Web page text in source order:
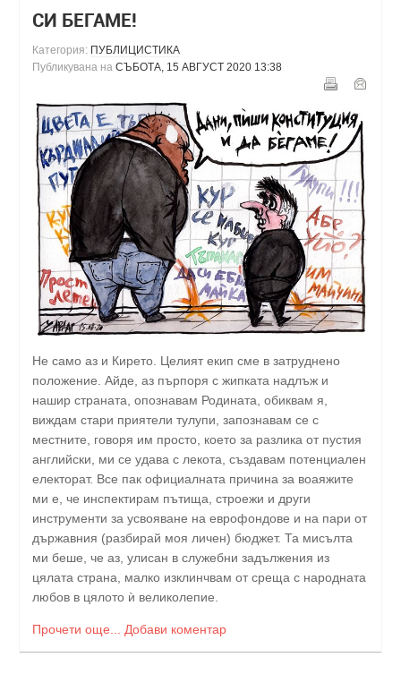
СИ БЕГАМЕ!
Категория: ПУБЛИЦИСТИКА
Публикувана на СЪБОТА, 15 АВГУСТ 2020 13:38
Не само аз и Кирето. Целият екип сме в затруднено
положение. Айде, аз пърпоря с жипката надлъж и
нашир страната, опознавам Родината, обиквам я,
виждам стари приятели тулупи, запознавам се с
местните, говоря им просто, което за разлика от пустия
английски, ми се удава с лекота, създавам потенциален
електорат. Все пак официалната причина за воаяжите
ми е, че инспектирам пътища, строежи и други
инструменти за усвояване на еврофондове и на пари от
държавния (разбирай моя личен) бюджет. Та мисълта
ми беше, че аз, улисан в служебни задължения из
цялата страна, малко изклинчвам от среща с народната
любов в цялото ѝ великолепие.
Прочети още... Добави коментар